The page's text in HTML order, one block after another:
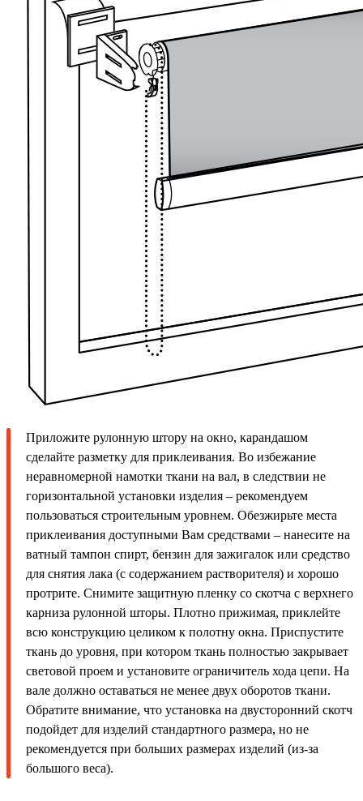
Приложите рулонную штору на окно, карандашом
сделайте разметку для приклеивания. Во избежание
неравномерной намотки ткани на вал, в следствии не
горизонтальной установки изделия – рекомендуем
пользоваться строительным уровнем. Обезжирьте места
приклеивания доступными Вам средствами – нанесите на
ватный тампон спирт, бензин для зажигалок или средство
для снятия лака (с содержанием растворителя) и хорошо
протрите. Снимите защитную пленку со скотча с верхнего
карниза рулонной шторы. Плотно прижимая, приклейте
всю конструкцию целиком к полотну окна. Приспустите
ткань до уровня, при котором ткань полностью закрывает
световой проем и установите ограничитель хода цепи. На
вале должно оставаться не менее двух оборотов ткани.
Обратите внимание, что установка на двусторонний скотч
подойдет для изделий стандартного размера, но не
рекомендуется при больших размерах изделий (из-за
большого веса).